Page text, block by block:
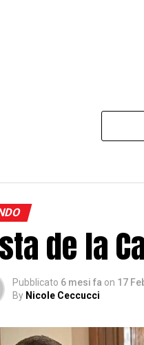
de la
Pubblicato 6 mesi fa on 17
By Nicole Ceccucci